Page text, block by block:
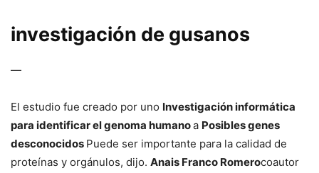
investigación de gusanos
—
El estudio fue creado por uno Investigación informática
para identificar el genoma humanoa Posibles genes
desconocidos Puede ser importante para la calidad de
proteínas y orgánulos, dijo. Anais Franco Romerocoautor